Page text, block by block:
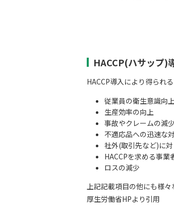
HACCP(ハサップ)
HACCP導入により得られ
従業員の衛生意識向上
生産効率の向上
事故やクレームの減
不適応品への迅速な
社外(取引先など)に
HACCPを求める事業
ロスの減少
上記記載項目の他にも様々
厚生労働省HPより引用